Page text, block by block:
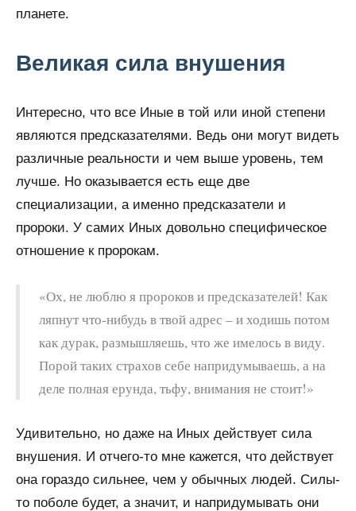
планете.
Великая сила внушения
Интересно, что все Иные в той или иной степени
являются предсказателями. Ведь они могут видеть
различные реальности и чем выше уровень, тем
лучше. Но оказывается есть еще две
специализации, а именно предсказатели и
пророки. У самих Иных довольно специфическое
отношение к пророкам.
«Ох, не люблю я пророков и предсказателей! Как
ляпнут что-нибудь в твой адрес – и ходишь потом
как дурак, размышляешь, что же имелось в виду.
Порой таких страхов себе напридумываешь, а на
деле полная ерунда, тьфу, внимания не стоит!»
Удивительно, но даже на Иных действует сила
внушения. И отчего-то мне кажется, что действует
она гораздо сильнее, чем у обычных людей. Силы-
то поболе будет, а значит, и напридумывать они